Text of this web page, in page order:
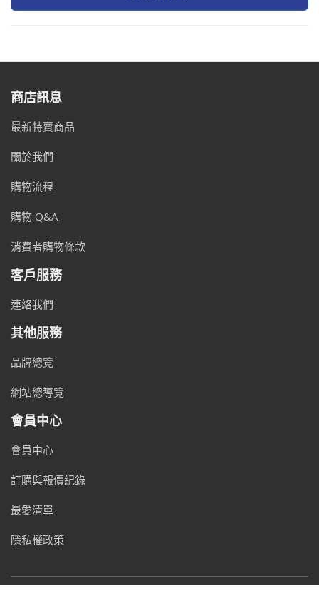
商店訊息
最新特賣商品
關於我們
購物流程
購物 Q&A
消費者購物條款
客戶服務
連絡我們
其他服務
品牌總覽
網站總導覽
會員中心
會員中心
訂購與報價紀錄
最愛清單
隱私權政策